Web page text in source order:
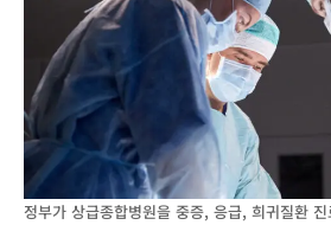
정부가 상급종합병원을 중증, 응급, 희귀질환